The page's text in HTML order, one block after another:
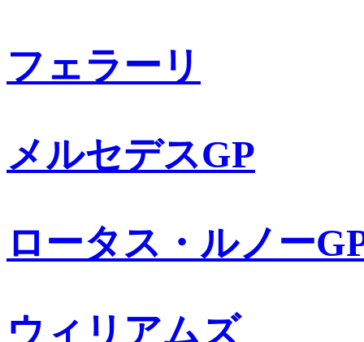
フェラーリ
メルセデスGP
ロータス・ルノー
ウィリアムズ